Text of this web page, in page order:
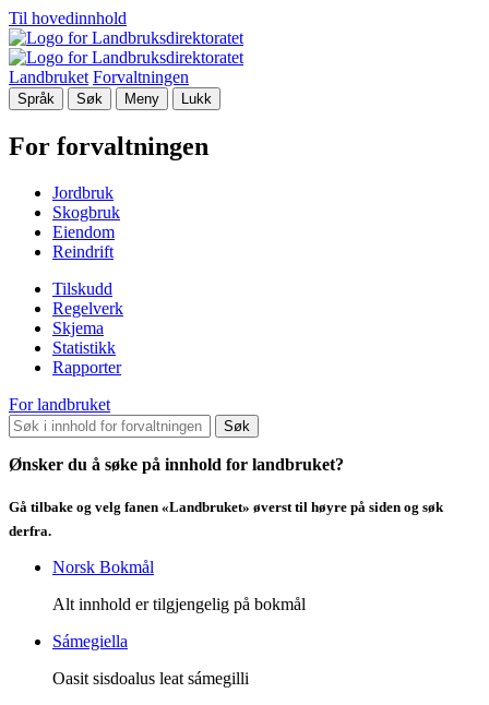
Til hovedinnhold
Landbruket Forvaltningen
Språk Søk Meny Lukk
For forvaltningen
Jordbruk
Skogbruk
Eiendom
Reindrift
Tilskudd
Regelverk
Skjema
Statistikk
Rapporter
For landbruket
Søk
Ønsker du å søke på innhold for landbruket?
Gå tilbake og velg fanen «Landbruket» øverst til høyre på siden og søk
derfra.
Norsk Bokmål
Alt innhold er tilgjengelig på bokmål
Sámegiella
Oasit sisdoalus leat sámegilli